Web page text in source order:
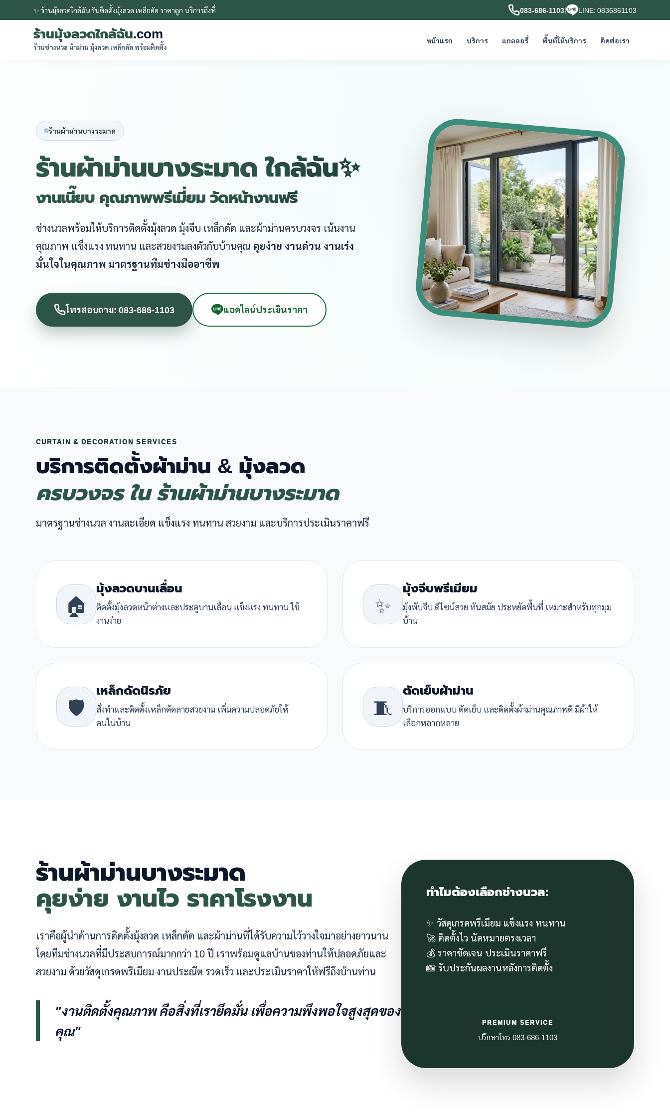
✨ ร้านมุ้งลวดใกล้ฉัน รับติดตั้งมุ้งลวด เหล็กดัด ราคาถูก บริการถึงที่ 083-686-1103| LINE: 0836861103
ร้านมุ้งลวดใกล้ฉัน.com
ร้านช่างนวล ผ้าม่าน มุ้งลวด เหล็กดัด พร้อมติดตั้ง
หน้าแรก บริการ แกลลอรี่ พื้นที่ให้บริการ ติดต่อเรา
ร้านผ้าม่านบางระมาด
ร้านผ้าม่านบางระมาด ใกล้ฉัน✨
งานเนี๊ยบ คุณภาพพรีเมี่ยม วัดหน้างานฟรี
ช่างนวลพร้อมให้บริการติดตั้งมุ้งลวด มุ้งจีบ เหล็กดัด และผ้าม่านครบวงจร เน้นงาน
คุณภาพ แข็งแรง ทนทาน และสวยงามลงตัวกับบ้านคุณ คุยง่าย งานด่วน งานเร่ง
มั่นใจในคุณภาพ มาตรฐานทีมช่างมืออาชีพ
โทรสอบถาม: 083-686-1103 แอดไลน์ประเมินราคา
CURTAIN & DECORATION SERVICES
บริการติดตั้งผ้าม่าน & มุ้งลวด
ครบวงจร ใน ร้านผ้าม่านบางระมาด
มาตรฐานช่างนวล งานละเอียด แข็งแรง ทนทาน สวยงาม และบริการประเมินราคาฟรี
🏠
มุ้งลวดบานเลื่อน
ติดตั้งมุ้งลวดหน้าต่างและประตูบานเลื่อน แข็งแรง ทนทาน ใช้
งานง่าย
✨
มุ้งจีบพรีเมียม
มุ้งพับจีบ ดีไซน์สวย ทันสมัย ประหยัดพื้นที่ เหมาะสำหรับทุกมุม
บ้าน
🛡️
เหล็กดัดนิรภัย
สั่งทำและติดตั้งเหล็กดัดลายสวยงาม เพิ่มความปลอดภัยให้
คนในบ้าน
🧵
ตัดเย็บผ้าม่าน
บริการออกแบบ ตัดเย็บ และติดตั้งผ้าม่านคุณภาพดี มีผ้าให้
เลือกหลากหลาย
ร้านผ้าม่านบางระมาด
คุยง่าย งานไว ราคาโรงงาน
เราคือผู้นำด้านการติดตั้งมุ้งลวด เหล็กดัด และผ้าม่านที่ได้รับความไว้วางใจมาอย่างยาวนาน
โดยทีมช่างนวลที่มีประสบการณ์มากกว่า 10 ปี เราพร้อมดูแลบ้านของท่านให้ปลอดภัยและ
สวยงาม ด้วยวัสดุเกรดพรีเมียม งานประณีต รวดเร็ว และประเมินราคาให้ฟรีถึงบ้านท่าน
"งานติดตั้งคุณภาพ คือสิ่งที่เรายึดมั่น เพื่อความพึงพอใจสูงสุดของ
คุณ"
ทำไมต้องเลือกช่างนวล:
✨ วัสดุเกรดพรีเมียม แข็งแรง ทนทาน
🚀 ติดตั้งไว นัดหมายตรงเวลา
💰 ราคาชัดเจน ประเมินราคาฟรี
📸 รับประกันผลงานหลังการติดตั้ง
PREMIUM SERVICE
ปรึกษาโทร 083-686-1103